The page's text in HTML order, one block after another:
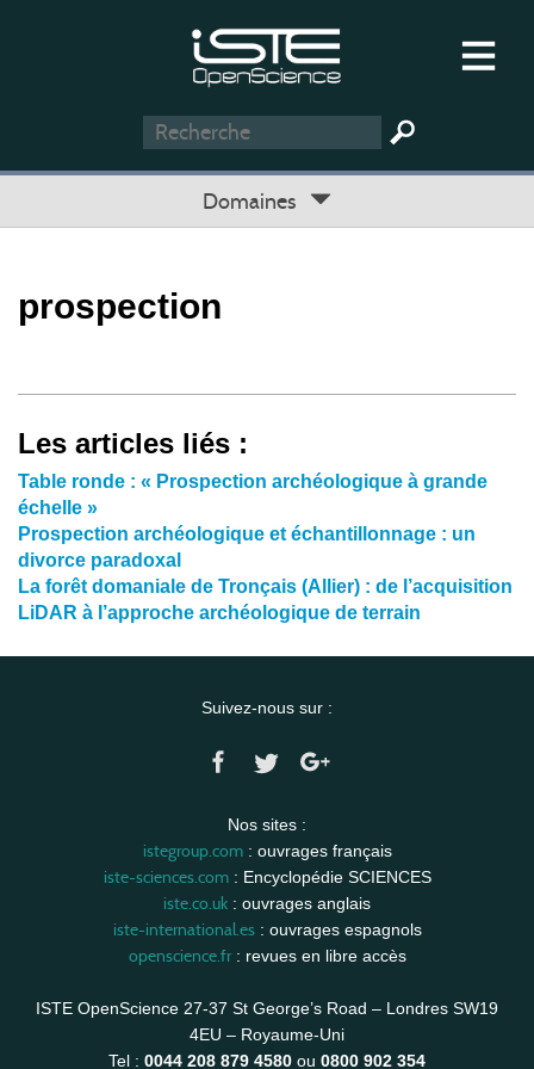
Domaines
prospection
Les articles liés :
Table ronde : « Prospection archéologique à grande
échelle »
Prospection archéologique et échantillonnage : un
divorce paradoxal
La forêt domaniale de Tronçais (Allier) : de l’acquisition
LiDAR à l’approche archéologique de terrain
Suivez-nous sur :
Nos sites :
istegroup.com: ouvrages français
iste-sciences.com: Encyclopédie SCIENCES
iste.co.uk : ouvrages anglais
iste-international.es: ouvrages espagnols
openscience.fr: revues en libre accès
ISTE OpenScience 27-37 St George’s Road – Londres SW19
4EU – Royaume-Uni
Tel : 0044 208 879 4580 ou 0800 902 354